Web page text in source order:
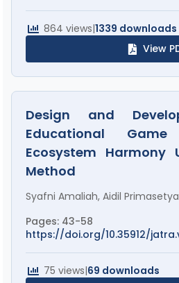
864 views|1339 downloads
View
Design and
Educational
Ecosystem Harmony
Method
Syafni Amaliah, Aidil
Pages: 43-58
https://doi.org/10.35912/
75 views|69 downloads